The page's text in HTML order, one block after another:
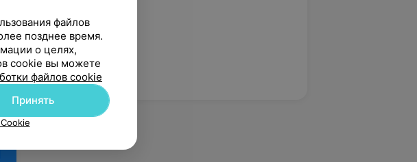
файлов
позднее время.
о целях,
cookie вы можете
файлов cookie
Принять